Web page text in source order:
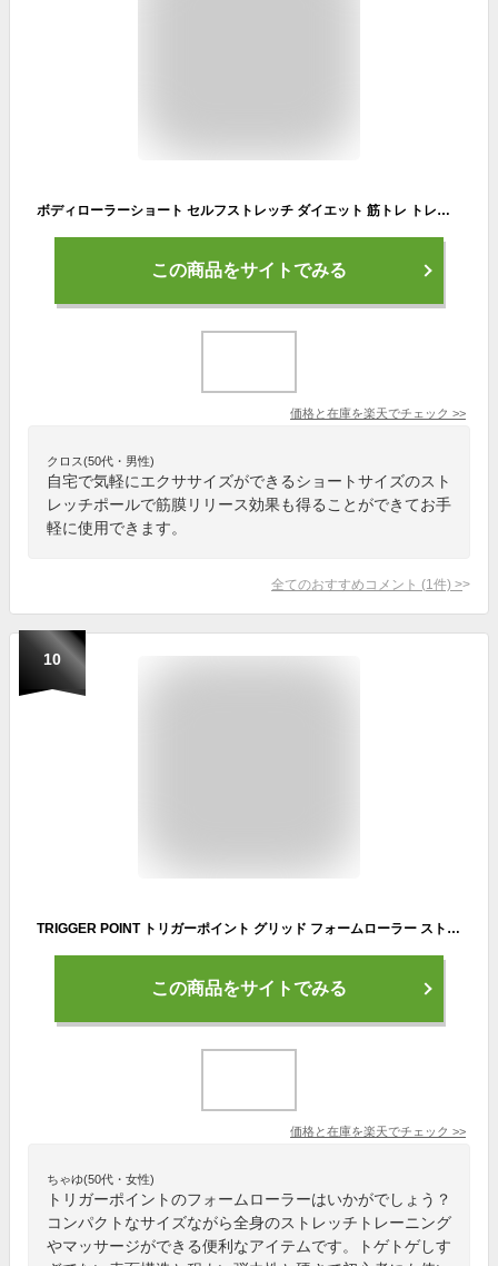
ボディローラーショート セルフストレッチ ダイエット 筋トレ トレーニング フィットネス 体幹 ストレッチローラー ダイエットグッズ ヨガポール フォームローラー 筋膜ローラー 運動器具 グッズ トレーニング器具 筋膜リリース コロコロ おうち時間 宅トレ 簡単 腹筋
この商品をサイトでみる
価格と在庫を楽天でチェック >>
クロス(50代・男性)
自宅で気軽にエクササイズができるショートサイズのスト
レッチポールで筋膜リリース効果も得ることができてお手
軽に使用できます。
全てのおすすめコメント (1 件) >
10
TRIGGER POINT トリガーポイント グリッド フォームローラー ストレッチローラー 筋膜ローラー 筋膜リリース 筋膜はがし 柔らかめ 足 細い ふくらはぎ マッサージ フィットネス ストレッチグッズトレーニング
この商品をサイトでみる
価格と在庫を楽天でチェック >>
ちゃゆ(50代・女性)
トリガーポイントのフォームローラーはいかがでしょう？
コンパクトなサイズながら全身のストレッチトレーニング
やマッサージができる便利なアイテムです。トゲトゲしす